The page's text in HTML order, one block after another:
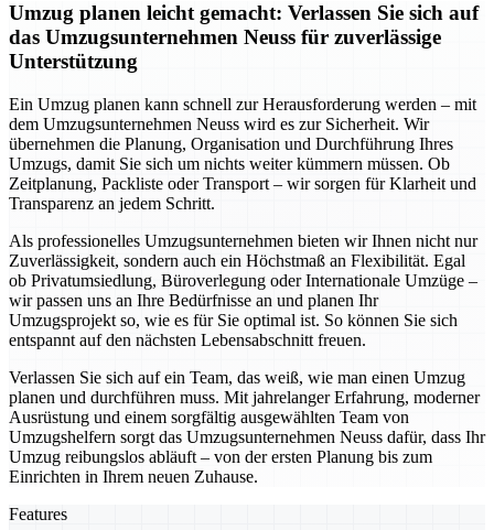
Umzug planen leicht gemacht: Verlassen Sie sich auf
das Umzugsunternehmen Neuss für zuverlässige
Unterstützung
Ein Umzug planen kann schnell zur Herausforderung werden – mit
dem Umzugsunternehmen Neuss wird es zur Sicherheit. Wir
übernehmen die Planung, Organisation und Durchführung Ihres
Umzugs, damit Sie sich um nichts weiter kümmern müssen. Ob
Zeitplanung, Packliste oder Transport – wir sorgen für Klarheit und
Transparenz an jedem Schritt.
Als professionelles Umzugsunternehmen bieten wir Ihnen nicht nur
Zuverlässigkeit, sondern auch ein Höchstmaß an Flexibilität. Egal
ob Privatumsiedlung, Büroverlegung oder Internationale Umzüge –
wir passen uns an Ihre Bedürfnisse an und planen Ihr
Umzugsprojekt so, wie es für Sie optimal ist. So können Sie sich
entspannt auf den nächsten Lebensabschnitt freuen.
Verlassen Sie sich auf ein Team, das weiß, wie man einen Umzug
planen und durchführen muss. Mit jahrelanger Erfahrung, moderner
Ausrüstung und einem sorgfältig ausgewählten Team von
Umzugshelfern sorgt das Umzugsunternehmen Neuss dafür, dass Ihr
Umzug reibungslos abläuft – von der ersten Planung bis zum
Einrichten in Ihrem neuen Zuhause.
Features